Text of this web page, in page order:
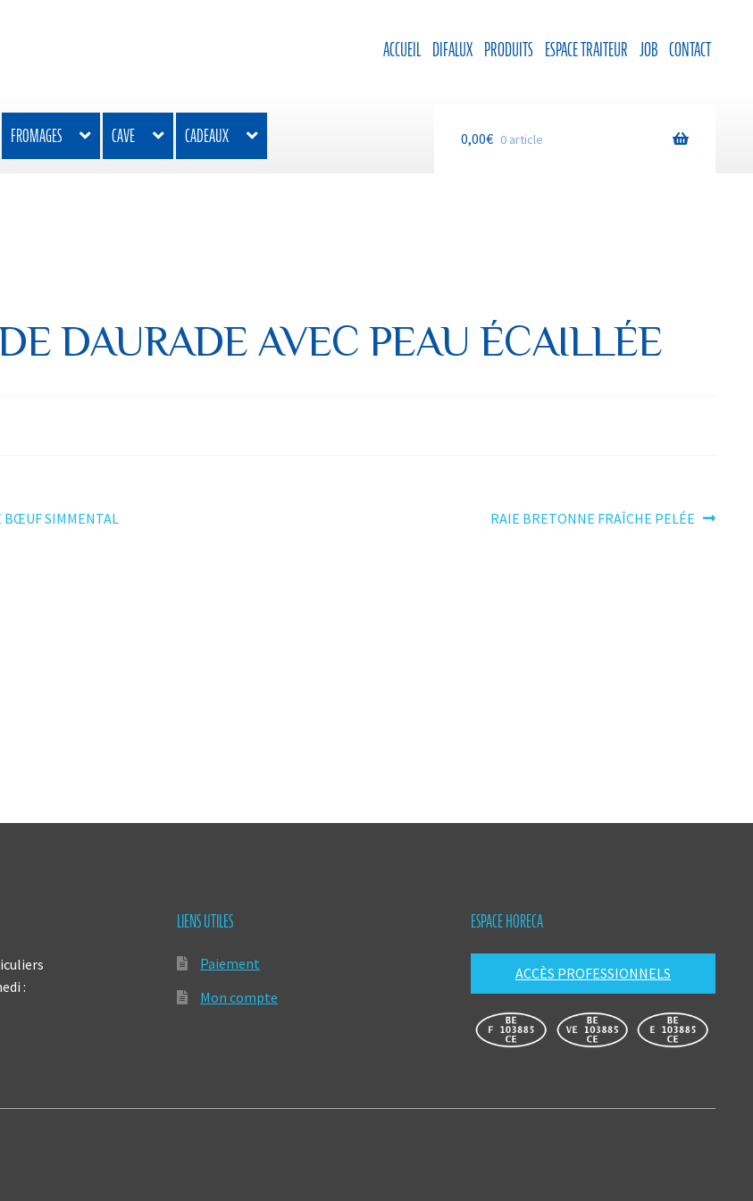
ACCUEIL DIFALUX PRODUITS ESPACE TRAITEUR JOB CONTACT
FROMAGES CAVE CADEAUX 0,00€ 0 article
DAURADE AVEC PEAU ÉCAILLÉE
BŒUF SIMMENTAL
Article
RAIE BRETONNE FRAÎCHE PELÉE
:
LIENS UTILES
Paiement
Mon compte
ESPACE HORECA
ACCÈS PROFESSIONNELS